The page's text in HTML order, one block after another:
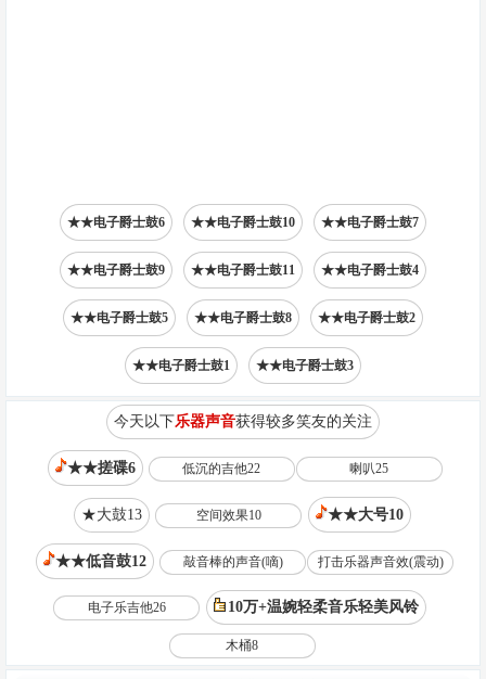
★★电子爵士鼓6 ★★电子爵士鼓10 ★★电子爵士鼓7
★★电子爵士鼓9 ★★电子爵士鼓11 ★★电子爵士鼓4
★★电子爵士鼓5 ★★电子爵士鼓8 ★★电子爵士鼓2
★★电子爵士鼓1 ★★电子爵士鼓3
今天以下乐器声音获得较多笑友的关注
★★搓碟6 低沉的吉他22 喇叭25
★大鼓13 空间效果10 ★★大号10
★★低音鼓12 敲音棒的声音(嘀) 打击乐器声音效(震动)
电子乐吉他26 10万+温婉轻柔音乐轻美风铃
木桶8